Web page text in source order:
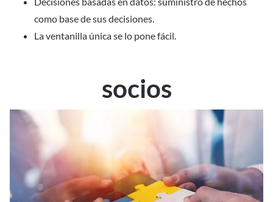
como base de sus decisiones.
La ventanilla única se lo pone fácil.
socios